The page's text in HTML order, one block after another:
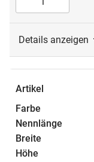
Details anzeigen